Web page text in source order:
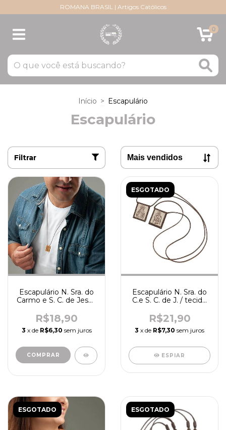
ROMANA BRASIL | Artigos Católicos
0
Início > Escapulário
Escapulário
Filtrar
Escapulário N. Sra. do
Carmo e S. C. de Jesus
R$18,90
3 x de R$6,30 sem juros
ESGOTADO
Escapulário N. Sra. do
C.e S. C. de J. / tecido
R$21,90
3 x de R$7,30 sem juros
ESPIAR
ESGOTADO ESGOTADO